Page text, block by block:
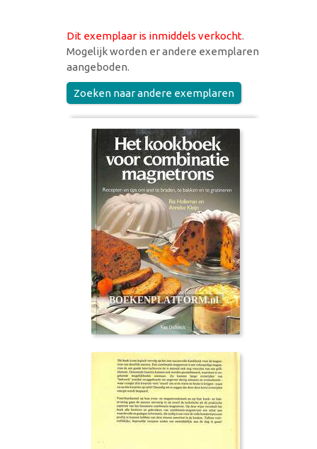
Dit exemplaar is inmiddels verkocht.
Mogelijk worden er andere exemplaren
aangeboden.
Zoeken naar andere exemplaren